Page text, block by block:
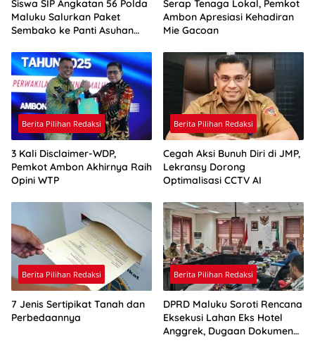
Siswa SIP Angkatan 56 Polda
Maluku Salurkan Paket
Sembako ke Panti Asuhan
Serap Tenaga Lokal, Pemkot
Ambon Apresiasi Kehadiran
Mie Gacoan
Berita Pilihan Redaksi
3 Kali Disclaimer-WDP,
Pemkot Ambon Akhirnya Raih
Opini WTP
Berita Pilihan Redaksi
Cegah Aksi Bunuh Diri di JMP,
Lekransy Dorong
Optimalisasi CCTV AI
Berita Pilihan Redaksi
7 Jenis Sertipikat Tanah dan
Perbedaannya
Berita Pilihan Redaksi
DPRD Maluku Soroti Rencana
Eksekusi Lahan Eks Hotel
Anggrek, Dugaan Dokumen